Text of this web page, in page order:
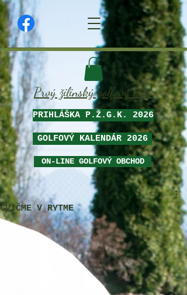
Prvý žilinský golfový klub
GOLFOVÝ KALENDÁR 2026
ON-LINE GOLFOVÝ OBCHOD
PRIHLÁŠKA P.Ž.G.K. 2026
CVIČME V RYTME